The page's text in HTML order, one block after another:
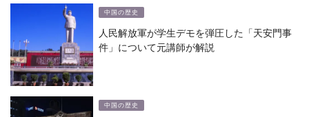
中国の歴史
人民解放軍が学生デモを弾圧した「天安門事
件」について元講師が解説
中国の歴史